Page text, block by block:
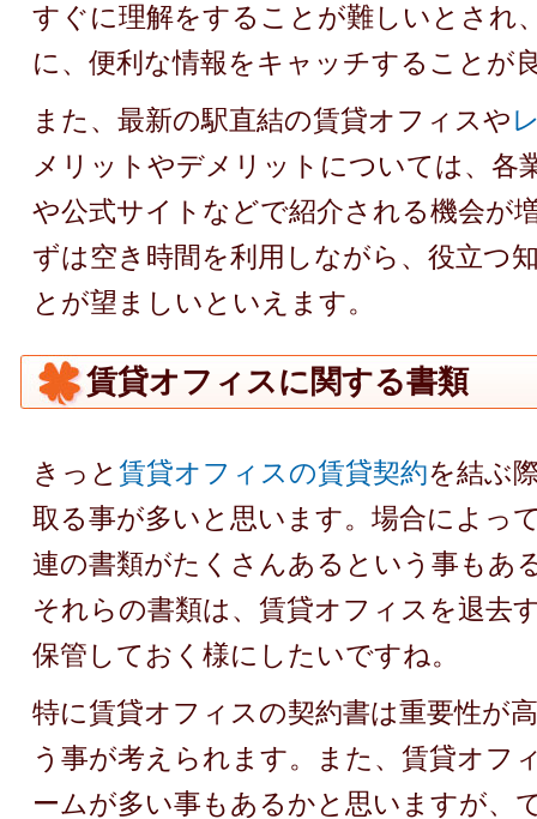
すぐに理解をすることが難しいとされ
に、便利な情報をキャッチすることが
また、最新の駅直結の賃貸オフィスや
メリットやデメリットについては、各
や公式サイトなどで紹介される機会が
ずは空き時間を利用しながら、役立つ
とが望ましいといえます。
賃貸オフィスに関する書類
きっと 賃貸オフィスの賃貸契約を結ぶ
取る事が多いと思います。場合によっ
連の書類がたくさんあるという事もあ
それらの書類は、賃貸オフィスを退去
保管しておく様にしたいですね。
特に賃貸オフィスの契約書は重要性が
う事が考えられます。また、賃貸オフ
ームが多い事もあるかと思いますが、